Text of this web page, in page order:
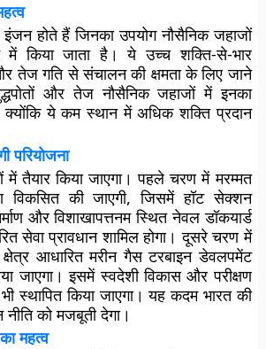
होते हैं जिनका उपयोग नौसैनिक जहाजों
में किया जाता है। ये उच्च शक्ति-से-भार
तेज गति से संचालन की क्षमता के लिए जाने
और तेज नौसैनिक जहाजों में इनका
क्योंकि ये कम स्थान में अधिक शक्ति प्रदान
परियोजना
में तैयार किया जाएगा। पहले चरण में मरम्मत
विकसित की जाएगी, जिसमें हॉट सेक्शन
और विशाखापत्तनम स्थित नेवल डॉकयार्ड
सेवा प्रावधान शामिल होगा। दूसरे चरण में
आधारित मरीन गैस टरबाइन डेवलपमेंट
जाएगा। इसमें स्वदेशी विकास और परीक्षण
स्थापित किया जाएगा। यह कदम भारत की
नीति को मजबूती देगा।
महत्व